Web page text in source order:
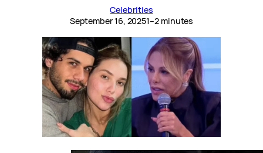
Celebrities
September 16, 20251–2 minutes